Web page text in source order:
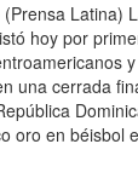
Latina)
hoy por
una cerrada
oro en béisbol